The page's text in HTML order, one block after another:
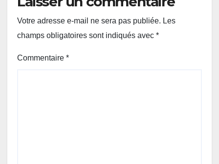
Votre adresse e-mail ne sera pas publiée. Les
champs obligatoires sont indiqués avec *
Commentaire *